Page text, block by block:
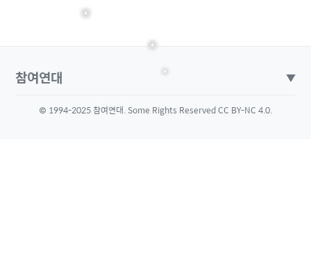
참여연대 ▼
© 1994-2025 참여연대. Some Rights Reserved CC BY-NC 4.0.